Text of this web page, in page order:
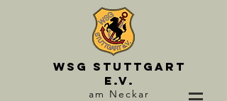
WSG STUTTGART
e.V.
am Neckar